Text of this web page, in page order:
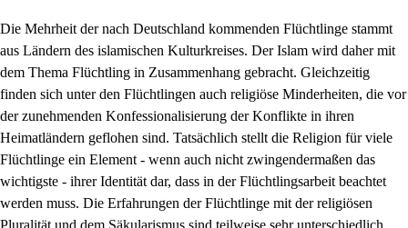
Die Mehrheit der nach Deutschland kommenden Flüchtlinge stammt
aus Ländern des islamischen Kulturkreises. Der Islam wird daher mit
dem Thema Flüchtling in Zusammenhang gebracht. Gleichzeitig
finden sich unter den Flüchtlingen auch religiöse Minderheiten, die vor
der zunehmenden Konfessionalisierung der Konflikte in ihren
Heimatländern geflohen sind. Tatsächlich stellt die Religion für viele
Flüchtlinge ein Element - wenn auch nicht zwingendermaßen das
wichtigste - ihrer Identität dar, dass in der Flüchtlingsarbeit beachtet
werden muss. Die Erfahrungen der Flüchtlinge mit der religiösen
Pluralität und dem Säkularismus sind teilweise sehr unterschiedlich.